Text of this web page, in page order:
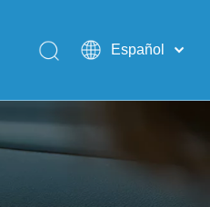
Español
Pусский